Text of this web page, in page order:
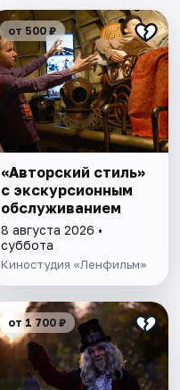
от 500 ₽
«Авторский стиль»
с экскурсионным
обслуживанием
8 августа 2026 •
суббота
Киностудия «Ленфильм»
от 1 700 ₽